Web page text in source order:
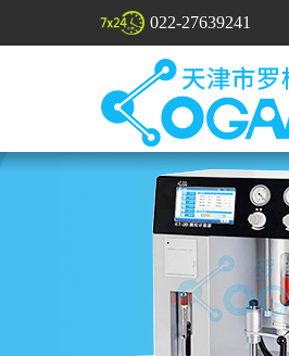
022-27639241